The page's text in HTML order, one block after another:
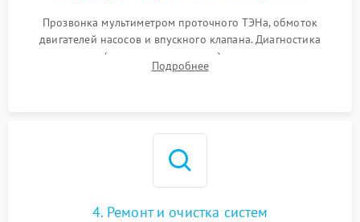
Прозвонка мультиметром проточного ТЭНа, обмоток
двигателей насосов и впускного клапана. Диагностика
прессостата (датчика уровня воды), датчика мутности,
концевика дверцы и электронного модуля управления.
Подробнее
4. Ремонт и очистка систем